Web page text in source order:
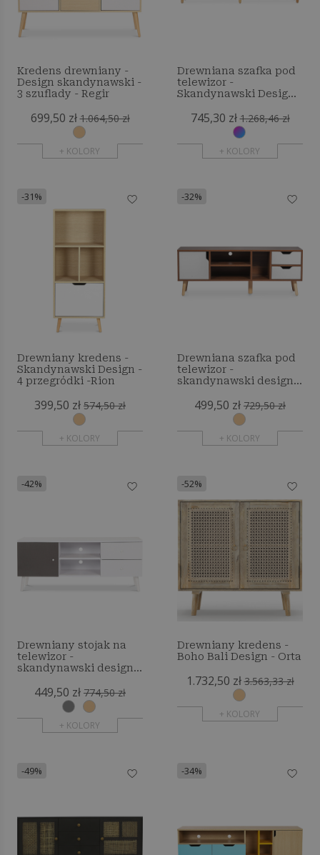
Kredens drewniany -
Design skandynawski -
3 szuflady - Regir
699,50 zł 1.064,50 zł
+ KOLORY
Drewniana szafka pod
telewizor -
Skandynawski Design -
745,30 zł 1.268,46 zł
+ KOLORY
-31%
Drewniany kredens -
Skandynawski Design -
4 przegródki -Rion
399,50 zł 574,50 zł
+ KOLORY
-32%
Drewniana szafka pod
telewizor -
skandynawski design -
499,50 zł 729,50 zł
+ KOLORY
-42%
Drewniany stojak na
telewizor -
skandynawski design -
449,50 zł 774,50 zł
+ KOLORY
-52%
Drewniany kredens -
Boho Bali Design - Orta
1.732,50 zł 3.563,33 zł
+ KOLORY
-49% -34%